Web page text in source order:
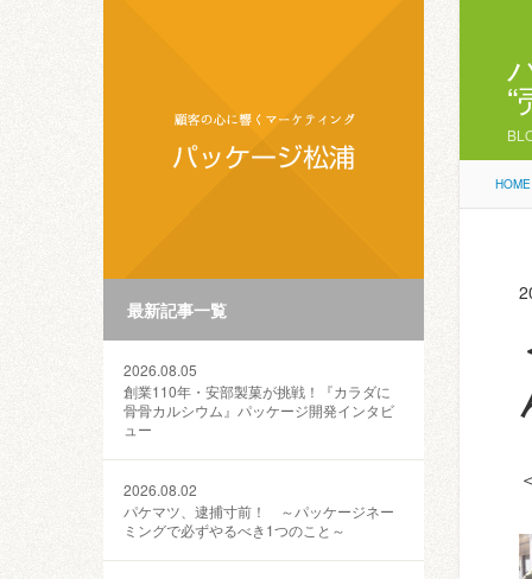
最新記事一覧
2026.08.05
創業110年・安部製菓が挑戦！『カラダに
骨骨カルシウム』パッケージ開発インタビ
ュー
2026.08.02
パケマツ、逮捕寸前！ ～パッケージネー
ミングで必ずやるべき1つのこと～
HOME